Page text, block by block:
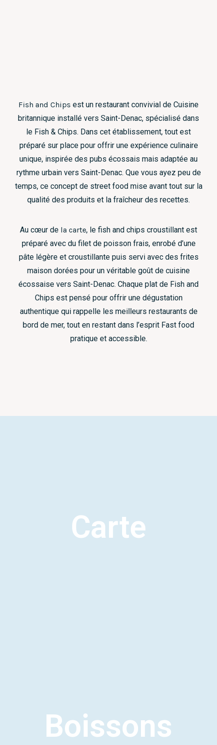
Fish and Chips est un restaurant convivial de Cuisine
britannique installé vers Saint-Denac, spécialisé dans
le Fish & Chips. Dans cet établissement, tout est
préparé sur place pour offrir une expérience culinaire
unique, inspirée des pubs écossais mais adaptée au
rythme urbain vers Saint-Denac. Que vous ayez peu de
temps, ce concept de street food mise avant tout sur la
qualité des produits et la fraîcheur des recettes.
Au cœur de la carte, le fish and chips croustillant est
préparé avec du filet de poisson frais, enrobé d’une
pâte légère et croustillante puis servi avec des frites
maison dorées pour un véritable goût de cuisine
écossaise vers Saint-Denac. Chaque plat de Fish and
Chips est pensé pour offrir une dégustation
authentique qui rappelle les meilleurs restaurants de
bord de mer, tout en restant dans l’esprit Fast food
pratique et accessible.
Carte
Boissons